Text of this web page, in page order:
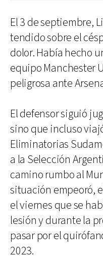
El 3 de septiembre,
tendido sobre el
dolor. Había hecho
equipo Manchester
peligrosa ante
El defensor siguió
sino que incluso
Eliminatorias
a la Selección
camino rumbo al
situación empeoró,
el viernes que se
lesión y durante la
pasar por el
2023.